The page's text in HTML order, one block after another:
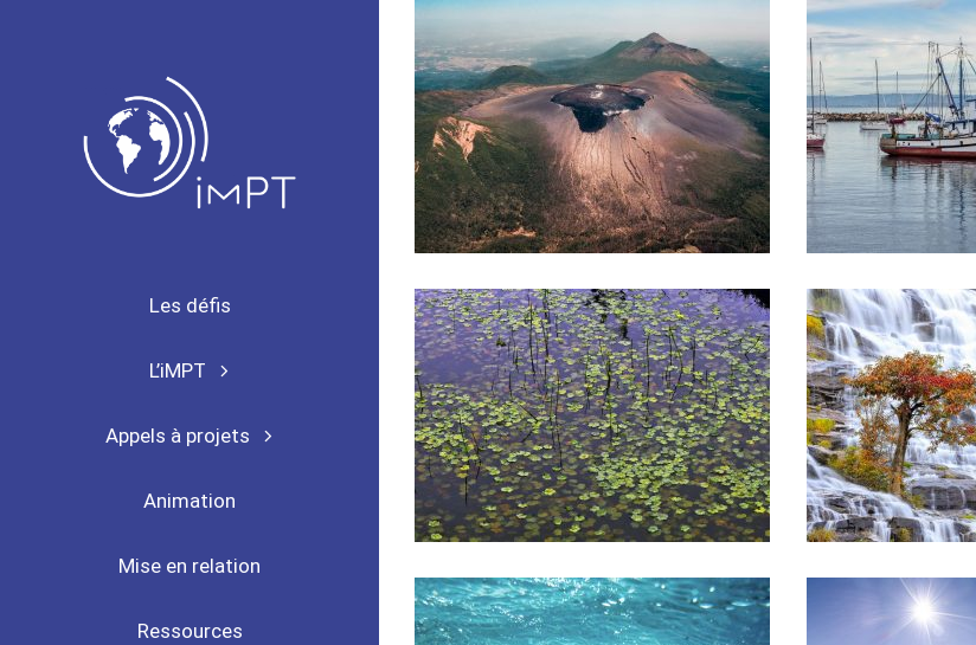
Les défis
L’iMPT
Appels à projets
Animation
Mise en relation
Ressources